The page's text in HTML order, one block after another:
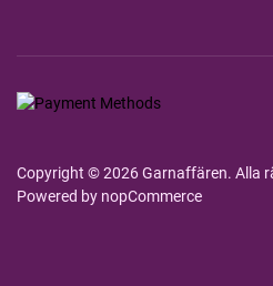
Copyright © 2026 Garnaffären. Alla
Powered by nopCommerce